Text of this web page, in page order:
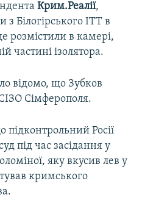
Крим.Реалії,
Білогірського ІТТ в
розмістили в камері,
частині ізолятора.
відомо, що Зубков
Сімферополя.
підконтрольний Росії
під час засідання у
яку вкусив лев у
кримського